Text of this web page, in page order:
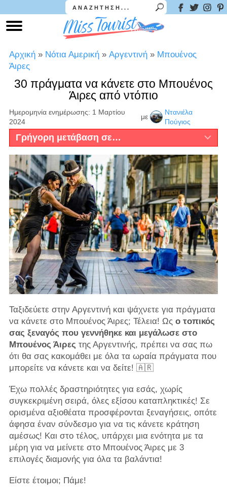
Αρχική » Νότια Αμερική » Αργεντινή » Μπουένος
Άιρες
30 πράγματα να κάνετε στο Μπουένος
Άιρες από ντόπιο
Ημερομηνία ενημέρωσης: 1 Μαρτίου
2024
με
Ντανιέλα
Πούγιος
Γρήγορη μετάβαση σε…
Ταξιδεύετε στην Αργεντινή και ψάχνετε για πράγματα
να κάνετε στο Μπουένος Άιρες; Τέλεια! Ως ο τοπικός
σας ξεναγός που γεννήθηκε και μεγάλωσε στο
Μπουένος Άιρες της Αργεντινής, πρέπει να σας πω
ότι θα σας κακομάθει με όλα τα ωραία πράγματα που
μπορείτε να κάνετε και να δείτε! 🇦🇷
Έχω πολλές δραστηριότητες για εσάς, χωρίς
συγκεκριμένη σειρά, όλες εξίσου καταπληκτικές! Σε
ορισμένα αξιοθέατα προσφέρονται ξεναγήσεις, οπότε
άφησα έναν σύνδεσμο για να τις κάνετε κράτηση
αμέσως! Και στο τέλος, υπάρχει μια ενότητα με τα
μέρη για να μείνετε στο Μπουένος Άιρες με 3
επιλογές διαμονής για όλα τα βαλάντια!
Είστε έτοιμοι; Πάμε!